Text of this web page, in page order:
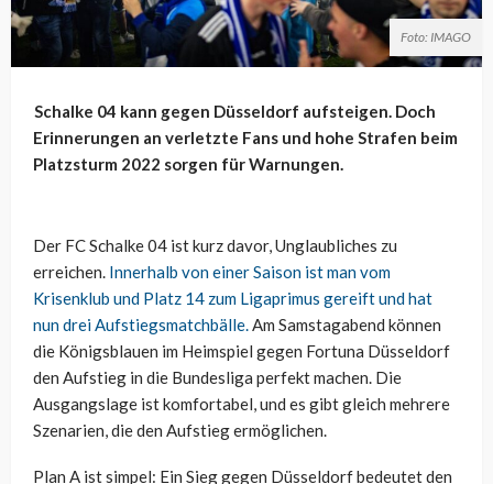
Foto: IMAGO
Schalke 04 kann gegen Düsseldorf aufsteigen. Doch
Erinnerungen an verletzte Fans und hohe Strafen beim
Platzsturm 2022 sorgen für Warnungen.
Der FC Schalke 04 ist kurz davor, Unglaubliches zu
erreichen. Innerhalb von einer Saison ist man vom
Krisenklub und Platz 14 zum Ligaprimus gereift und hat
nun drei Aufstiegsmatchbälle.Am Samstagabend können
die Königsblauen im Heimspiel gegen Fortuna Düsseldorf
den Aufstieg in die Bundesliga perfekt machen. Die
Ausgangslage ist komfortabel, und es gibt gleich mehrere
Szenarien, die den Aufstieg ermöglichen.
Plan A ist simpel: Ein Sieg gegen Düsseldorf bedeutet den